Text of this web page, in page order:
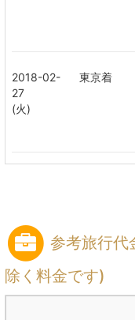
2018-02-
27
(火)
東京着
参考旅行代
除く料金です)